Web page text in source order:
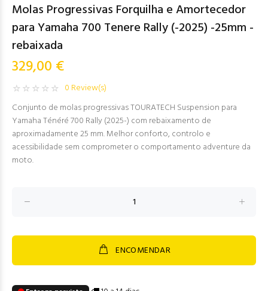
Molas Progressivas Forquilha e Amortecedor
para Yamaha 700 Tenere Rally (-2025) -25mm -
rebaixada
329,00 €
0 Review(s)
Conjunto de molas progressivas TOURATECH Suspension para
Yamaha Ténéré 700 Rally (2025-) com rebaixamento de
aproximadamente 25 mm. Melhor conforto, controlo e
acessibilidade sem comprometer o comportamento adventure da
moto.
ENCOMENDAR